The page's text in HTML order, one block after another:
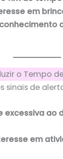
em
o Tempo
sinais de
excessiva ao
em